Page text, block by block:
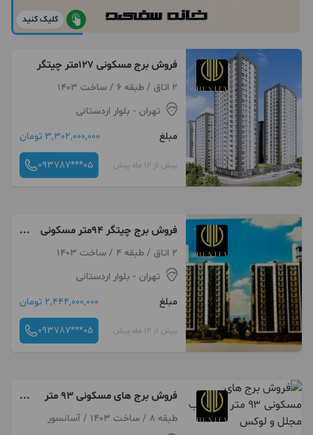
کلیک کنید
فروش برج مسکونی ۱۲۷متر چیتگر
2 اتاق / طبقه 6 / ساخت 1403
تهران - بلوار اردستانی
مبلغ
3,302,000,000 تومان
بیش از 12 ماه پیش 093787***05
فروش برج چیتگر ۹۴متر مسکونی
ویو بکر
2 اتاق / طبقه 4 / ساخت 1403
تهران - بلوار اردستانی
مبلغ
2,444,000,000 تومان
بیش از 12 ماه پیش 093787***05
فروش برج های مسکونی ۹۳ متر
دو خواب مجلل و لوکس
طبقه 8 / ساخت 1403 / آسانسور